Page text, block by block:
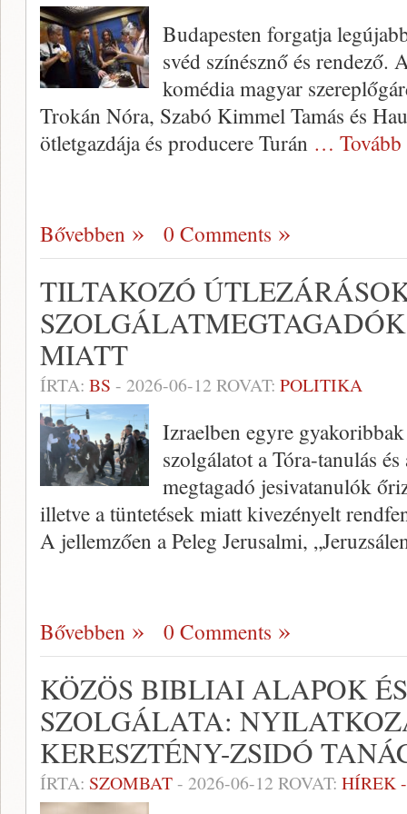
Budapesten forgatja
svéd színésznő és
komédia magyar
Trokán Nóra, Szabó Kimmel Tamás és
ötletgazdája és producere Turán … Tovább
Bővebben 0 Comments
TILTAKOZÓ
MIATT
ÍRTA: BS - 2026-06-12 ROVAT: POLITIKA
Izraelben egyre
szolgálatot a Tóra-tanulás
megtagadó jesivatanulók
illetve a tüntetések miatt kivezényelt
A jellemzően a Peleg Jerusalmi,
Bővebben 0 Comments
KÖZÖS BIBLIAI ALAPOK
SZOLGÁLATA:
KERESZTÉNY-ZSIDÓ
ÍRTA: SZOMBAT- 2026-06-12 ROVAT: HÍREK